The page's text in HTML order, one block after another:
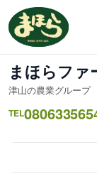
容
を
キ
ッ
プ
まほらファ
津山の農業グループ
TEL